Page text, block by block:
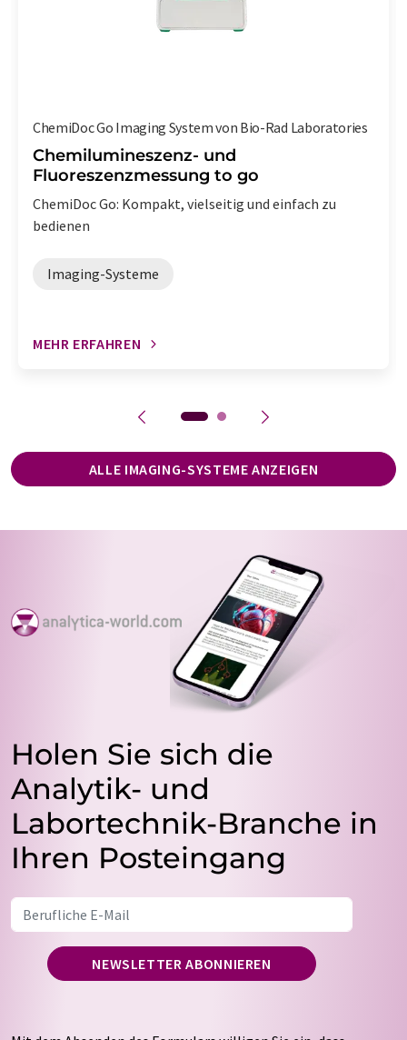
ChemiDoc Go Imaging System von Bio-Rad Laboratories
Chemilumineszenz- und
Fluoreszenzmessung to go
ChemiDoc Go: Kompakt, vielseitig und einfach zu
bedienen
Imaging-Systeme
MEHR ERFAHREN
ALLE IMAGING-SYSTEME ANZEIGEN
Holen Sie sich die
Analytik- und
Labortechnik-Branche in
Ihren Posteingang
NEWSLETTER ABONNIEREN